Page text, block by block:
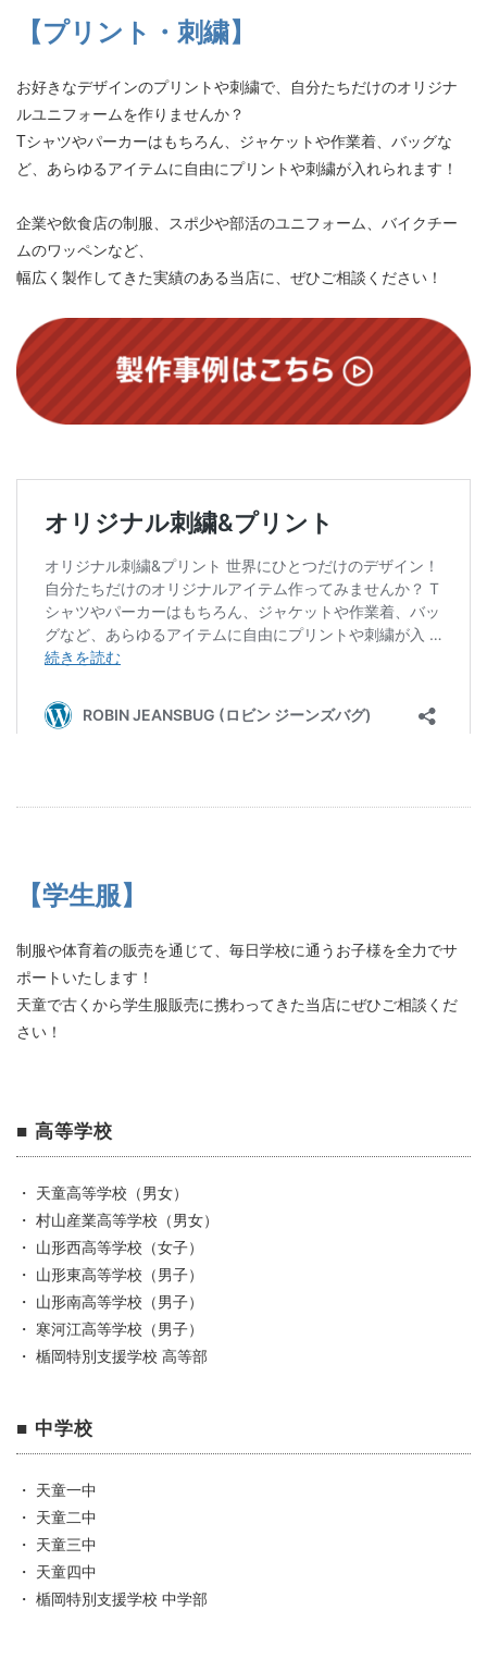
【プリント・刺繍】
お好きなデザインのプリントや刺繍で、自分たちだけのオリジナ
ルユニフォームを作りませんか？
Tシャツやパーカーはもちろん、ジャケットや作業着、バッグな
ど、あらゆるアイテムに自由にプリントや刺繍が入れられます！
企業や飲食店の制服、スポ少や部活のユニフォーム、バイクチー
ムのワッペンなど、
幅広く製作してきた実績のある当店に、ぜひご相談ください！
【学生服】
制服や体育着の販売を通じて、毎日学校に通うお子様を全力でサ
ポートいたします！
天童で古くから学生服販売に携わってきた当店にぜひご相談くだ
さい！
■ 高等学校
・ 天童高等学校（男女）
・ 村山産業高等学校（男女）
・ 山形西高等学校（女子）
・ 山形東高等学校（男子）
・ 山形南高等学校（男子）
・ 寒河江高等学校（男子）
・ 楯岡特別支援学校 高等部
■ 中学校
・ 天童一中
・ 天童二中
・ 天童三中
・ 天童四中
・ 楯岡特別支援学校 中学部